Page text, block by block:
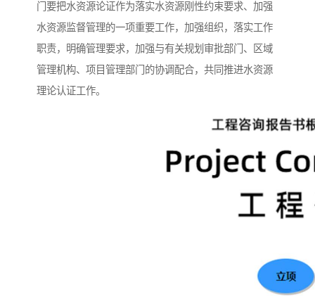
门要把水资源论证作为落实水资源刚性约束要求、加强
水资源监督管理的一项重要工作，加强组织，落实工作
职责，明确管理要求，加强与有关规划审批部门、区域
管理机构、项目管理部门的协调配合，共同推进水资源
理论认证工作。